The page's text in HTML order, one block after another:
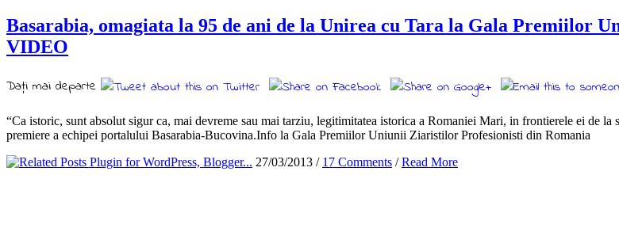
Basarabia, omagiata la 95 de ani de la Unirea cu Tara la Gala Premiilor
VIDEO
Daţi mai departe
“Ca istoric, sunt absolut sigur ca, mai devreme sau mai tarziu, legitimitatea istorica a Romaniei Mari, in frontierele ei de
premiere a echipei portalului Basarabia-Bucovina.Info la Gala Premiilor Uniunii Ziaristilor Profesionisti din Romania
27/03/2013 / 17 Comments /Read More